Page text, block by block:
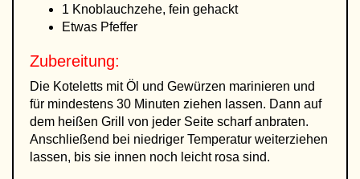
1 Knoblauchzehe, fein gehackt
Etwas Pfeffer
Zubereitung:
Die Koteletts mit Öl und Gewürzen marinieren und
für mindestens 30 Minuten ziehen lassen. Dann auf
dem heißen Grill von jeder Seite scharf anbraten.
Anschließend bei niedriger Temperatur weiterziehen
lassen, bis sie innen noch leicht rosa sind.